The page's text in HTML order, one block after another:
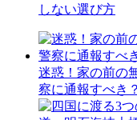
しない選び方
迷惑！家の前の
察に通報すべき？